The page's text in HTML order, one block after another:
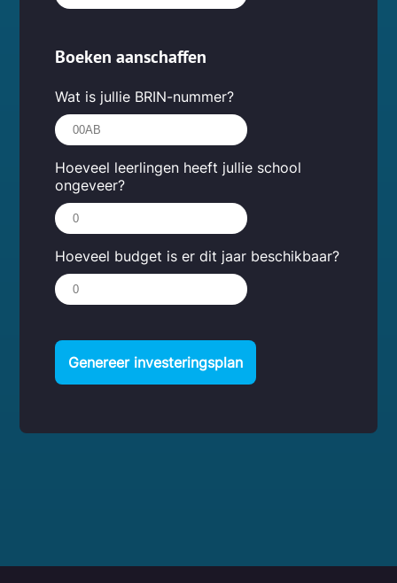
Boeken aanschaffen
Wat is jullie BRIN-nummer?
Hoeveel leerlingen heeft jullie school
ongeveer?
Hoeveel budget is er dit jaar beschikbaar?
Genereer investeringsplan